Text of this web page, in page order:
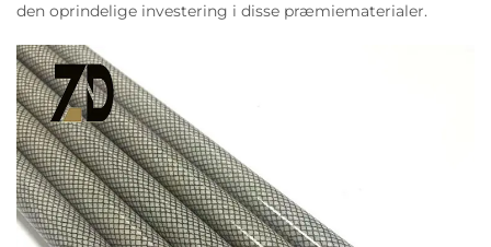
den oprindelige investering i disse præmiematerialer.